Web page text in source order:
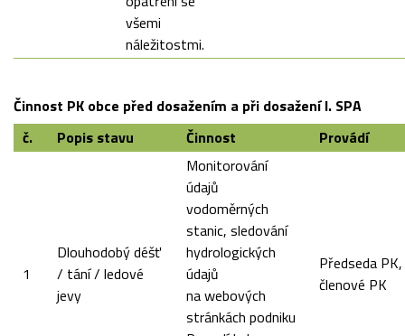
všemi
náležitostmi.
Činnost PK obce před dosažením a při dosažení I. SPA
č.
Popis stavu Činnost Provádí
1
Dlouhodobý déšť
/ tání / ledové
jevy
Monitorování
údajů
vodoměrných
stanic, sledování
hydrologických
údajů
na webových
stránkách podniku
Předseda PK,
členové PK